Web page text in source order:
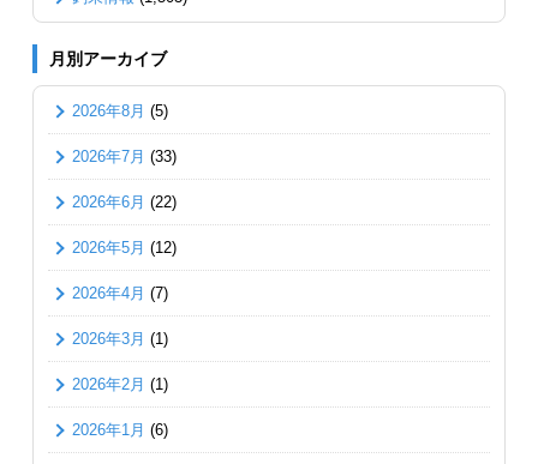
月別アーカイブ
2026年8月 (5)
2026年7月 (33)
2026年6月 (22)
2026年5月 (12)
2026年4月 (7)
2026年3月 (1)
2026年2月 (1)
2026年1月 (6)